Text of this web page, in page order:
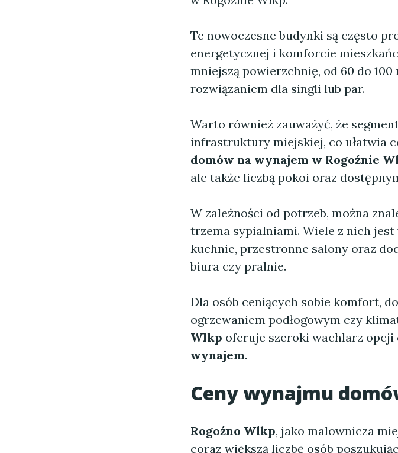
Te nowoczesne budynki są często
energetycznej i komforcie
mniejszą powierzchnię, od 60 do
rozwiązaniem dla singli lub par.
Warto również zauważyć, że
infrastruktury miejskiej, co ułatwia
domów na wynajem w Rogoźnie
ale także liczbą pokoi oraz
W zależności od potrzeb, można
trzema sypialniami. Wiele z nich
kuchnie, przestronne salony oraz
biura czy pralnie.
Dla osób ceniących sobie komfort,
ogrzewaniem podłogowym czy
Wlkp oferuje szeroki wachlarz opcji
wynajem.
Ceny wynajmu
Rogoźno Wlkp, jako malownicza
coraz większą liczbę osób